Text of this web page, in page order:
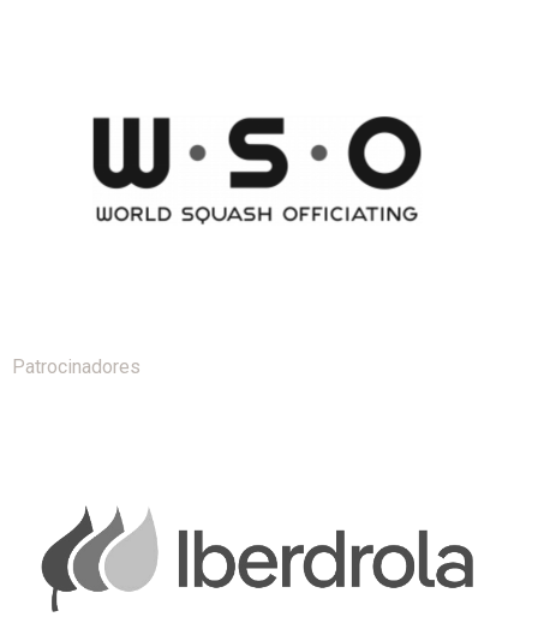
Patrocinadores